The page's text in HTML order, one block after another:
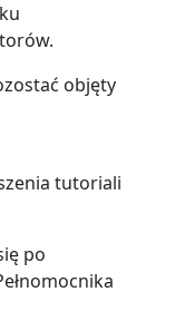
objęty
tutoriali
po